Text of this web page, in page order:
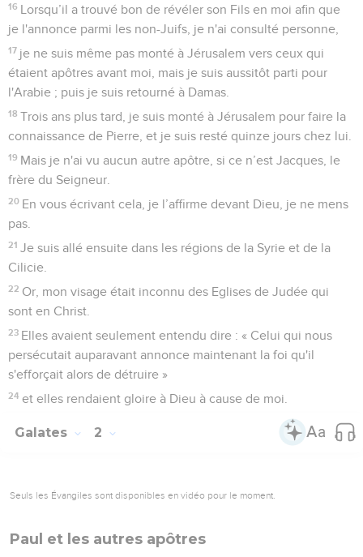
16 Lorsqu’il a trouvé bon de révéler son Fils en moi afin que
je l'annonce parmi les non-Juifs, je n'ai consulté personne,
17 je ne suis même pas monté à Jérusalem vers ceux qui
étaient apôtres avant moi, mais je suis aussitôt parti pour
l'Arabie ; puis je suis retourné à Damas.
18 Trois ans plus tard, je suis monté à Jérusalem pour faire la
connaissance de Pierre, et je suis resté quinze jours chez lui.
19 Mais je n'ai vu aucun autre apôtre, si ce n’est Jacques, le
frère du Seigneur.
20 En vous écrivant cela, je l’affirme devant Dieu, je ne mens
pas.
21 Je suis allé ensuite dans les régions de la Syrie et de la
Cilicie.
22 Or, mon visage était inconnu des Eglises de Judée qui
sont en Christ.
23 Elles avaient seulement entendu dire : « Celui qui nous
persécutait auparavant annonce maintenant la foi qu'il
s'efforçait alors de détruire »
24 et elles rendaient gloire à Dieu à cause de moi.
Galates 2
Seuls les Évangiles sont disponibles en vidéo pour le moment.
Paul et les autres apôtres